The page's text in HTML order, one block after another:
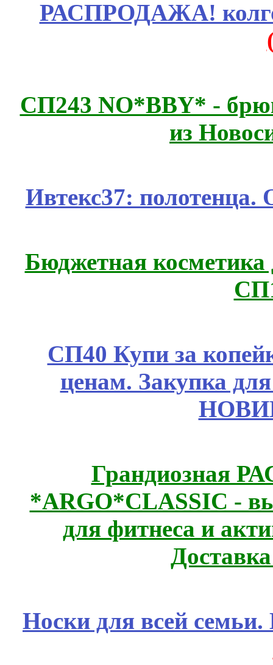
РАСПРОДАЖА!
СП243 NO*BBY* -
из
Ивтекс37:
Бюджетная косметика
СП40 Купи за
ценам. Закупка
Грандиозная
*ARGO*CLASSIC -
для фитнеса и
Носки для всей